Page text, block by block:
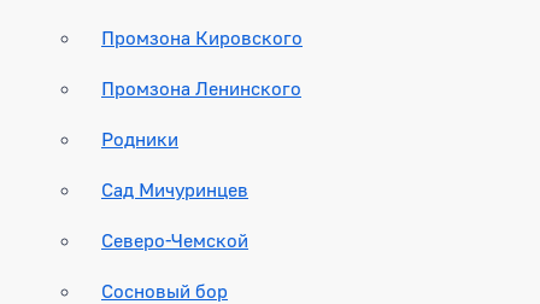
Промзона Кировского
Промзона Ленинского
Родники
Сад Мичуринцев
Северо-Чемской
Сосновый бор